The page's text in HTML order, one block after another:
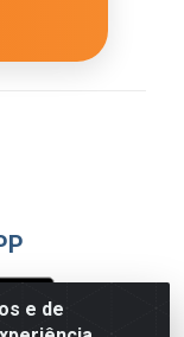
e de